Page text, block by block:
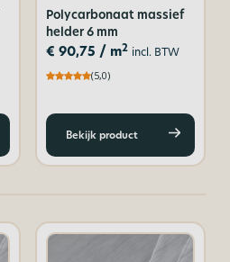
Polycarbonaat massief
helder 6 mm
€ 90,75 / m2 incl. BTW
(5,0)
Bekijk product